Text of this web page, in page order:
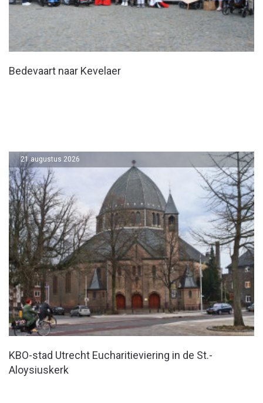
Bedevaart naar Kevelaer
KBO-stad Utrecht Eucharitieviering in de St.-
Aloysiuskerk
21 augustus 2026